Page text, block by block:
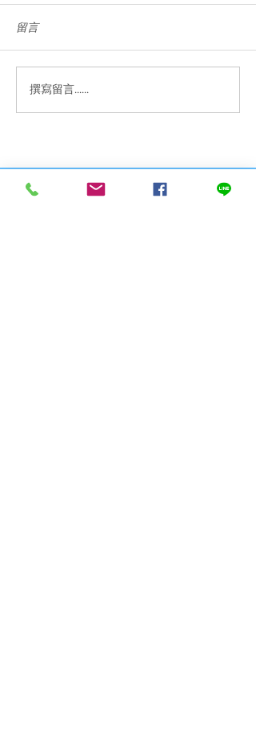
案例分享《豪星HS-A990
飲水機內建RO逆滲透過濾
留言
撰寫留言......